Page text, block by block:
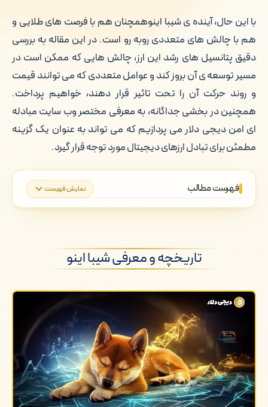
با این حال، آینده ی شیبا اینوهمچنان هم با فرصت های طلایی و
هم با چالش های متعددی روبه رو است. در این مقاله به بررسی
دقیق پتانسیل های رشد این ارز، چالش هایی که ممکن است در
مسیر توسعه ی آن بروز کند و عوامل متعددی که می توانند قیمت
و روند حرکت آن را تحت تاثیر قرار دهند، خواهیم پرداخت.
همچنین در بخشی جداگانه، به معرفی مختصر وب سایت مبادله
ای امن دیجی دلار می پردازیم که می تواند به عنوان یک گزینه
مطمئن برای تبادل ارزهای دیجیتال مورد توجه قرار گیرد.
فهرست مطالب نمایش فهرست
تاریخچه و معرفی شیبا اینو
چالش ها و مشکلات پیش رو
عوامل تاثیرگذار بر قیمت شیبا اینو
آینده ی شیبا اینو: فرصت ها و تهدیدها
معرفی مختصر دیجی دلار
کلام آخر
تاریخچه و معرفی شیبا اینو